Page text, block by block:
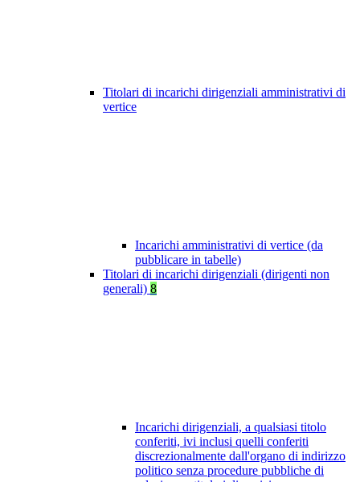
Titolari di incarichi dirigenziali amministrativi di
vertice
Incarichi amministrativi di vertice (da
pubblicare in tabelle)
Titolari di incarichi dirigenziali (dirigenti non
generali) 8
Incarichi dirigenziali, a qualsiasi titolo
conferiti, ivi inclusi quelli conferiti
discrezionalmente dall'organo di indirizzo
politico senza procedure pubbliche di